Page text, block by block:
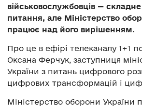
військовослужбовців —
питання, але Міністерство
працює над його вирішенням.
Про це в ефірі телеканалу 1+1
Оксана Ферчук, заступниця
України з питань цифрового
цифрових трансформацій і
Міністерство оборони України